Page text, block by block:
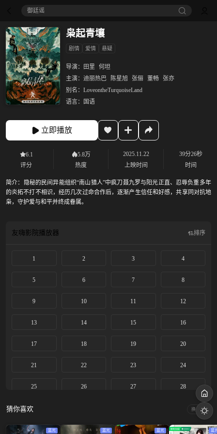
御廷谣‎
枭起青壤
剧情 爱情 悬疑
导演： 田里
何坦
主演： 迪丽热巴 陈星旭 张俪 董畅
张亦
别名： LoveontheTurquoiseLand
语言：
国语
立即播放
6.1
评分
5.8万
热度
2025.11.22
上映时间
39分26秒
时间
简介：
隐秘的民间异能组织“南山猎人”中疯刀聂九罗与阳光正直、忍辱负重多年
的炎拓不打不相识，经历几次过命合作后，逐渐产生信任和好感，共享同对抗地
枭，守护爱与和平并终成眷属。
友嗨影院播放器 排序
1 2 3 4
5 6 7 8
9 10 11 12
13 14 15 16
17 18 19 20
21 22 23 24
25 26 27 28
29
猜你喜欢 换一换
蓝光 蓝光 蓝光 蓝